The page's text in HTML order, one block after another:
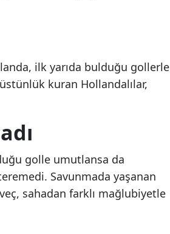
ilk yarıda bulduğu gollerle
kuran Hollandalılar,
golle umutlansa da
Savunmada yaşanan
sahadan farklı mağlubiyetle
CHP'den "Emanet"